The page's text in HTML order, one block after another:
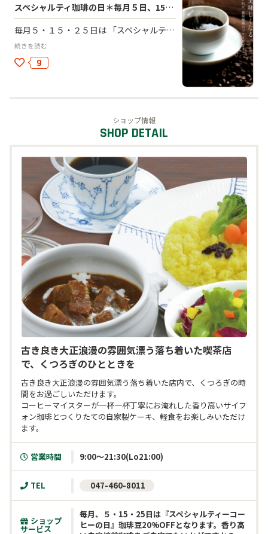
スペシャルティ珈琲の日＊毎月５日、15日、25日はお豆、粉20％OFF
毎月５・１５・２５日は 「スペシャルティ珈琲の日」 お持ち帰りの珈琲豆、粉が20％OFF！！ ブレンド＊5種類 ストレート＊6種類+季節替わりお豆
続きを読む
9
ショップ情報
古き良き大正浪漫の雰囲気漂う落ち着いた喫茶店
で、くつろぎのひとときを
古き良き大正浪漫の雰囲気漂う落ち着いた店内で、くつろぎの時
間をお過ごしいただけます。
コーヒーマイスターが一杯一杯丁寧にお淹れした香り高いサイフ
ォン珈琲とつくりたての自家製ケーキ、軽食をお楽しみいただけ
ます。
営業時間
TEL 047-460-8011
ショップ
サービス
毎月、５・15・25日は『スペシャルティーコー
ヒーの日』珈琲豆20%OFFとなります。香り高